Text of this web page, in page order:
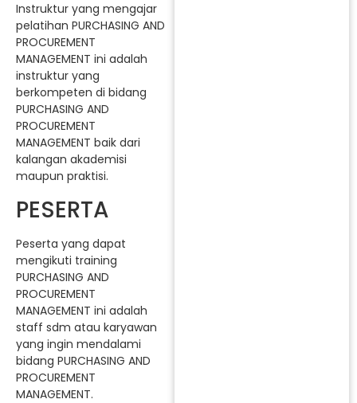
Instruktur yang mengajar
pelatihan PURCHASING AND
PROCUREMENT
MANAGEMENT ini adalah
instruktur yang
berkompeten di bidang
PURCHASING AND
PROCUREMENT
MANAGEMENT baik dari
kalangan akademisi
maupun praktisi.
PESERTA
Peserta yang dapat
mengikuti training
PURCHASING AND
PROCUREMENT
MANAGEMENT ini adalah
staff sdm atau karyawan
yang ingin mendalami
bidang PURCHASING AND
PROCUREMENT
MANAGEMENT.